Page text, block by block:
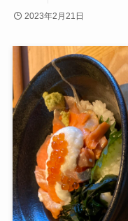
2023年2月21日